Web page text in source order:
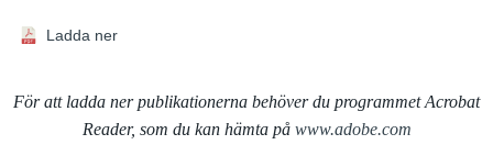
Ladda ner
För att ladda ner publikationerna behöver du programmet Acrobat
Reader, som du kan hämta på www.adobe.com